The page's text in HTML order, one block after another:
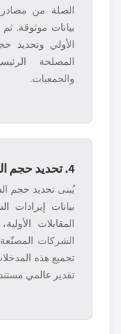
الصلة من مصادر
بيانات موثوقة.
الأولي وتحديد
المصلحة
والجمعيات.
4. تحديد حجم السوق
يُبنى تحديد حجم
بيانات
المقابلات
الشركات
تجميع هذه
تقدير عالمي